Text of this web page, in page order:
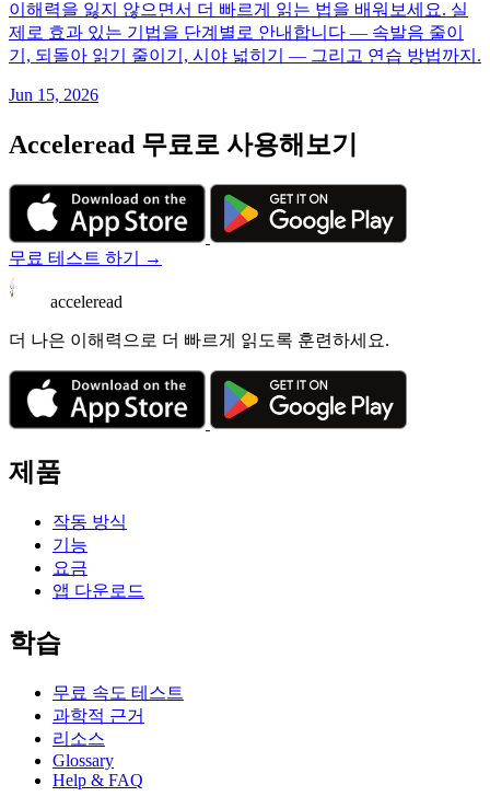
이해력을 잃지 않으면서 더 빠르게 읽는 법을 배워보세요. 실
제로 효과 있는 기법을 단계별로 안내합니다 — 속발음 줄이
기, 되돌아 읽기 줄이기, 시야 넓히기 — 그리고 연습 방법까지.
Jun 15, 2026
Acceleread 무료로 사용해보기
무료 테스트 하기 →
acceleread
더 나은 이해력으로 더 빠르게 읽도록 훈련하세요.
제품
작동 방식
기능
요금
앱 다운로드
학습
무료 속도 테스트
과학적 근거
리소스
Glossary
Help & FAQ